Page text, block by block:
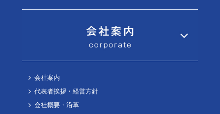
会社案内
代表者挨拶・経営方針
会社概要・沿革